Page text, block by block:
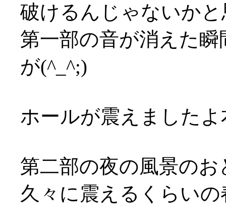
破けるんじゃないか
第一部の音が消えた
が(^_^;)
ホールが震えました
第二部の夜の風景の
久々に震えるくらい